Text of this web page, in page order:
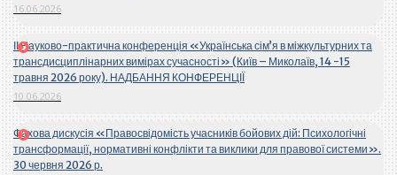
16.06.2026
ІІ Науково-практична конференція «Українська сім’я в міжкультурних та
трансдисциплінарних вимірах сучасності» (Київ – Миколаїв, 14 -15
травня 2026 року). НАДБАННЯ КОНФЕРЕНЦІЇ
10.06.2026
Фахова дискусія «Правосвідомість учасників бойових дій: Психологічні
трансформації, нормативні конфлікти та виклики для правової системи».
30 червня 2026 р.